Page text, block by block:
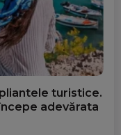
turistice.
adevărata